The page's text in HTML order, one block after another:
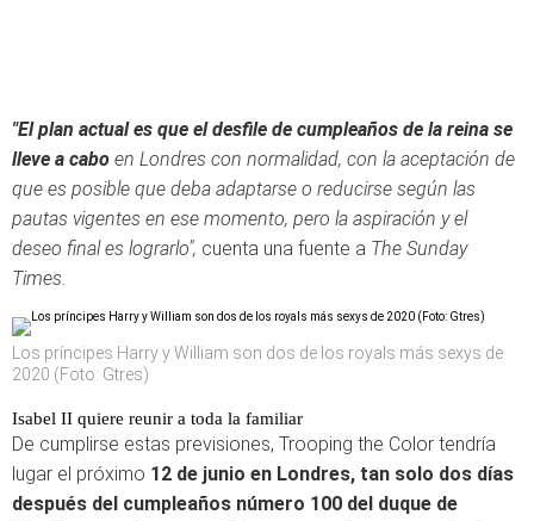
"El plan actual es que el desfile de cumpleaños de la reina se
lleve a cabo en Londres con normalidad, con la aceptación de
que es posible que deba adaptarse o reducirse según las
pautas vigentes en ese momento, pero la aspiración y el
deseo final es lograrlo", cuenta una fuente a The Sunday
Times.
Los príncipes Harry y William son dos de los royals más sexys de
2020 (Foto: Gtres)
Isabel II quiere reunir a toda la familiar
De cumplirse estas previsiones, Trooping the Color tendría
lugar el próximo 12 de junio en Londres, tan solo dos días
después del cumpleaños número 100 del duque de